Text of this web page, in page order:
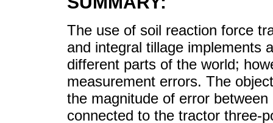
The use of soil reaction force
and integral tillage implements
different parts of the world;
measurement errors. The
the magnitude of error
connected to the tractor three-